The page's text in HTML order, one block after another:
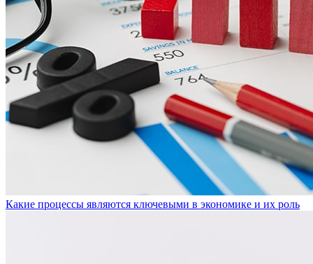
Какие процессы являются ключевыми в экономике и их роль